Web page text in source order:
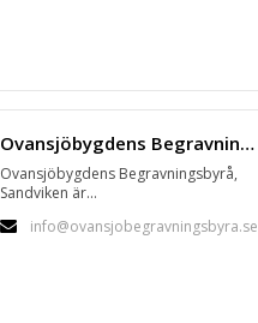
Ovansjöbygdens Begravningsbyrå, Sandviken
Ovansjöbygdens Begravningsbyrå,
Sandviken är...
info@ovansjobegravningsbyra.se